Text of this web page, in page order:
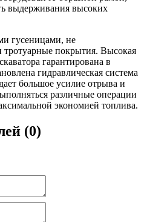
выдерживания высоких
гусеницами, не
покрытия. Высокая
гарантирована в
гидравлическая система
большое усилие отрыва и
различные операции
экономией топлива.
(0)